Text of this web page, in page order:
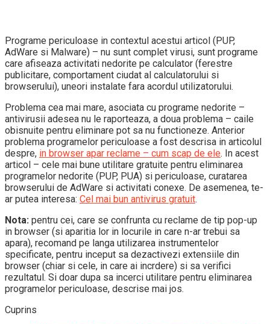
Programe periculoase in contextul acestui articol (PUP,
AdWare si Malware) – nu sunt complet virusi, sunt programe
care afiseaza activitati nedorite pe calculator (ferestre
publicitare, comportament ciudat al calculatorului si
browserului), uneori instalate fara acordul utilizatorului.
Problema cea mai mare, asociata cu programe nedorite –
antivirusii adesea nu le raporteaza, a doua problema – caile
obisnuite pentru eliminare pot sa nu functioneze. Anterior
problema programelor periculoase a fost descrisa in articolul
despre, in browser apar reclame – cum scap de ele. In acest
articol – cele mai bune utilitare gratuite pentru eliminarea
programelor nedorite (PUP, PUA) si periculoase, curatarea
browserului de AdWare si activitati conexe. De asemenea, te-
ar putea interesa: Cel mai bun antivirus gratuit.
Nota: pentru cei, care se confrunta cu reclame de tip pop-up
in browser (si aparitia lor in locurile in care n-ar trebui sa
apara), recomand pe langa utilizarea instrumentelor
specificate, pentru inceput sa dezactivezi extensiile din
browser (chiar si cele, in care ai incrdere) si sa verifici
rezultatul. Si doar dupa sa incerci utilitare pentru eliminarea
programelor periculoase, descrise mai jos.
Cuprins